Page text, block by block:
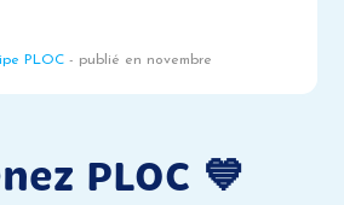
PLOC- publié en novembre
PLOC 💙